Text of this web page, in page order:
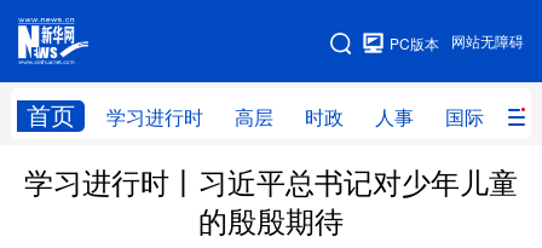
网站无障碍
PC版本
首页 学习进行时 高层 时政 人事 国际 财
网站地图
学习进行时 高层 时政 人事
财经 网评
学习进行时丨习近平总书记对少年儿童
的殷殷期待